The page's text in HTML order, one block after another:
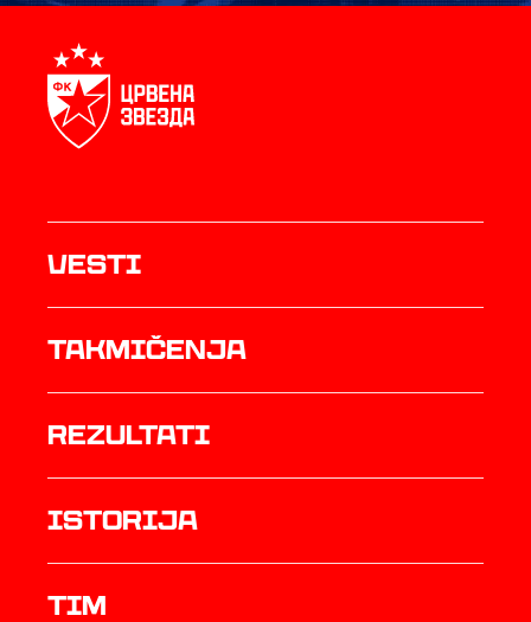
Vesti
Takmičenja
rezultati
istorija
TIM